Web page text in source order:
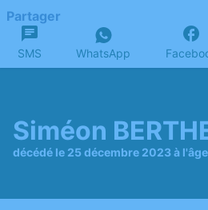
Partager
SMS WhatsApp
Siméon
décédé le 25 décembre 2023 à